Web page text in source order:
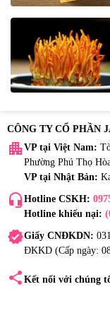
CÔNG TY CỔ PHẦN
apartment VP tại Việt Nam:
Phường Phú Thọ
VP tại Nhật Bản:
headset_mic Hotline CSKH:
Hotline khiếu nại:
verifiedGiấy CNĐKDN:
ĐKKD (Cấp ngày:
share Kết nối với chúng